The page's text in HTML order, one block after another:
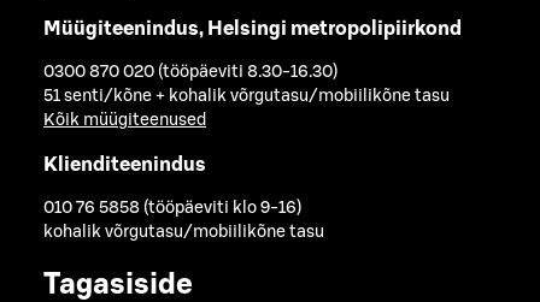
Müügiteenindus, Helsingi metropolipiirkond
0300 870 020 (tööpäeviti 8.30-16.30)
51 senti/kõne + kohalik võrgutasu/mobiilikõne tasu
Kõik müügiteenused
Klienditeenindus
010 76 5858 (tööpäeviti klo 9-16)
kohalik võrgutasu/mobiilikõne tasu
Tagasiside